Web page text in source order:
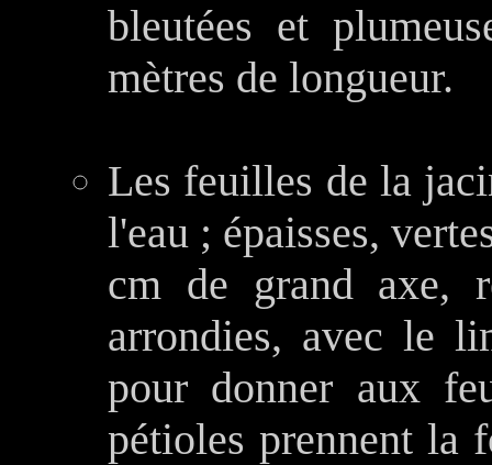
bleutées et
mètres de longueur.
Les feuilles de la
l'eau ; épaisses,
cm de grand axe,
arrondies, avec le
pour donner aux
pétioles prennent la